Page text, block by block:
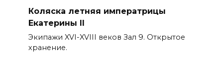
Коляска летняя императрицы
Екатерины II
Экипажи XVI-XVIII веков Зал 9. Открытое
хранение.